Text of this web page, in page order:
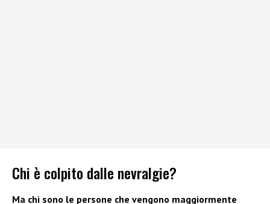
Chi è colpito dalle nevralgie?
Ma chi sono le persone che vengono maggiormente